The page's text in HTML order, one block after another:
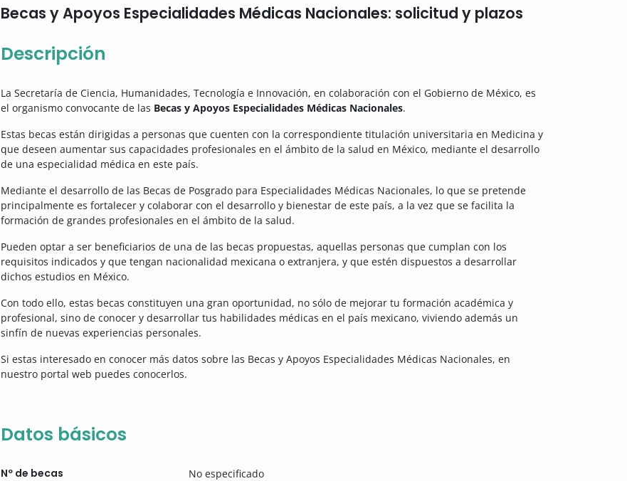
Becas y Apoyos Especialidades Médicas Nacionales: solicitud y plazos
Descripción
La Secretaría de Ciencia, Humanidades, Tecnología e Innovación, en colaboración con el Gobierno de México, es
el organismo convocante de las Becas y Apoyos Especialidades Médicas Nacionales.
Estas becas están dirigidas a personas que cuenten con la correspondiente titulación universitaria en Medicina y
que deseen aumentar sus capacidades profesionales en el ámbito de la salud en México, mediante el desarrollo
de una especialidad médica en este país.
Mediante el desarrollo de las Becas de Posgrado para Especialidades Médicas Nacionales, lo que se pretende
principalmente es fortalecer y colaborar con el desarrollo y bienestar de este país, a la vez que se facilita la
formación de grandes profesionales en el ámbito de la salud.
Pueden optar a ser beneficiarios de una de las becas propuestas, aquellas personas que cumplan con los
requisitos indicados y que tengan nacionalidad mexicana o extranjera, y que estén dispuestos a desarrollar
dichos estudios en México.
Con todo ello, estas becas constituyen una gran oportunidad, no sólo de mejorar tu formación académica y
profesional, sino de conocer y desarrollar tus habilidades médicas en el país mexicano, viviendo además un
sinfín de nuevas experiencias personales.
Si estas interesado en conocer más datos sobre las Becas y Apoyos Especialidades Médicas Nacionales, en
nuestro portal web puedes conocerlos.
Datos básicos
Nº de becas No especificado